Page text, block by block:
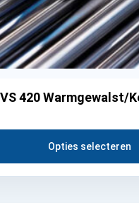
420 Warmgewalst/
Opties selecteren